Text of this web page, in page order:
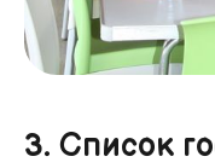
3. Список